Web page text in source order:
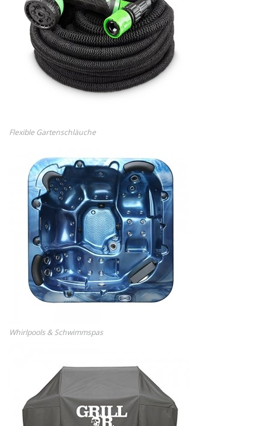
Flexible Gartenschläuche
Whirlpools & Schwimmspas